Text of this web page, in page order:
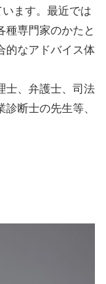
ます。最近では
種専門家のかたと
的なアドバイス体
士、弁護士、司法
断士の先生等、